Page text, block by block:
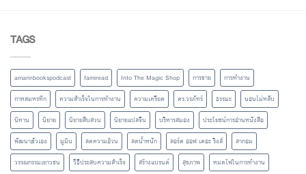
TAGS
amarinbookspodcast famiread Into The Magic Shop การขาย
การทำงาน
กาหลมหรทึก
ความสำเร็จในการทำงาน ความเครียด ดร.วรภัทร์ ธรรมะ
นอนไม่หลับ
นิทาน
นิยาย นิยายสืบสวน นิยายแปลจีน บริหารสมอง
ประโยชน์การอ่านหนังสือ
พัฒนาตัวเอง
มูมิน ลดความอ้วน ลดน้ำหนัก ลอร์ด ออฟ เดอะ ริงส์
ลากอม
วรรณกรรมเยาวชน
วิธีประสบความสำเร็จ สร้างแบรนด์ สุขภาพ
หมดไฟในการทำงาน